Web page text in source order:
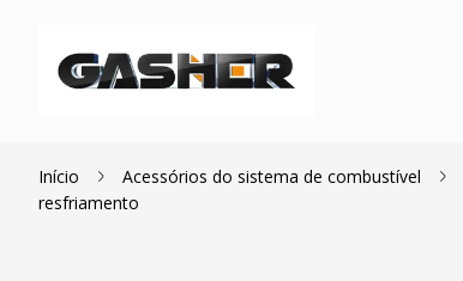
Início Acessórios do sistema de combustível
resfriamento